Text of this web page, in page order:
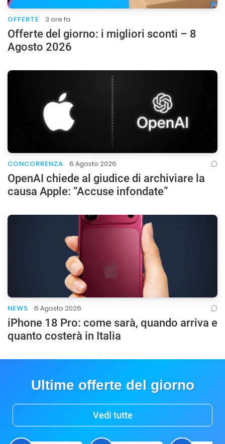
OFFERTE 3 ore fa
Offerte del giorno: i migliori sconti – 8
Agosto 2026
CONCORRENZA 6 Agosto 2026
OpenAI chiede al giudice di archiviare la
causa Apple: “Accuse infondate”
NEWS 6 Agosto 2026
iPhone 18 Pro: come sarà, quando arriva e
quanto costerà in Italia
Ultime offerte del giorno
Vedi tutte